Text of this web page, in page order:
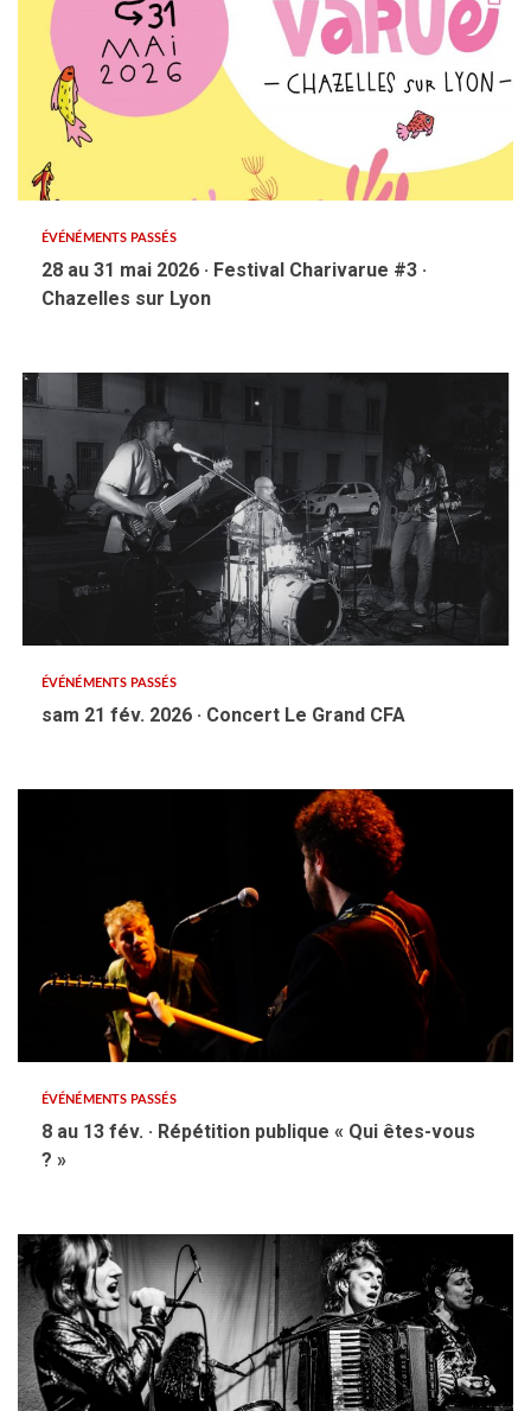
ÉVÉNÉMENTS PASSÉS
28 au 31 mai 2026 · Festival Charivarue #3 ·
Chazelles sur Lyon
ÉVÉNÉMENTS PASSÉS
sam 21 fév. 2026 · Concert Le Grand CFA
ÉVÉNÉMENTS PASSÉS
8 au 13 fév. · Répétition publique « Qui êtes-vous
? »